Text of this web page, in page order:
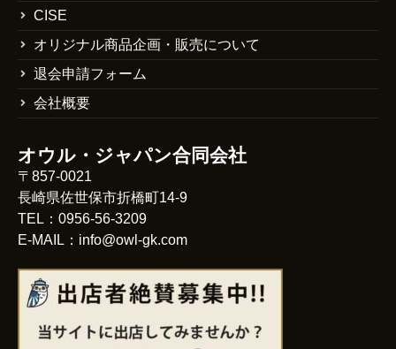
CISE
オリジナル商品企画・販売について
退会申請フォーム
会社概要
オウル・ジャパン合同会社
〒857-0021
長崎県佐世保市折橋町14-9
TEL：0956-56-3209
E-MAIL：info@owl-gk.com